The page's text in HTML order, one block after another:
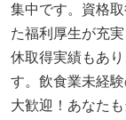
集中です。資格
た福利厚生が充
休取得実績もあ
す。飲食業未経
大歓迎！あなた